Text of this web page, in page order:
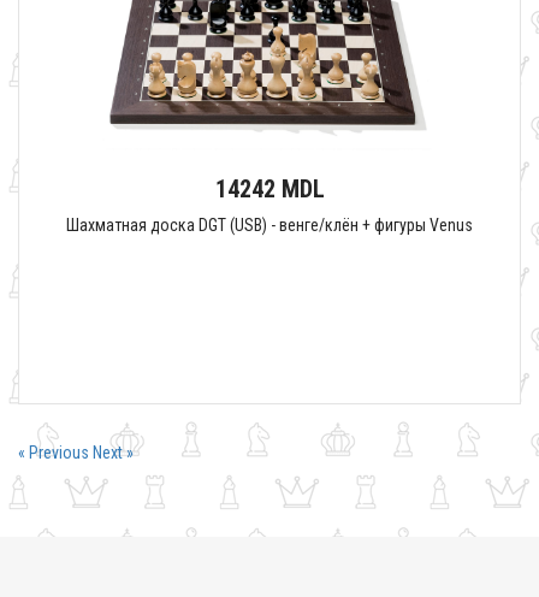
14242 MDL
Шахматная доска DGT (USB) - венге/клён + фигуры Venus
« Previous Next »